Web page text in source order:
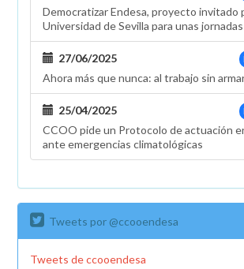
Democratizar Endesa, proyecto invitado
Universidad de Sevilla para unas
27/06/2025
Ahora más que nunca: al trabajo sin
25/04/2025
CCOO pide un Protocolo de actuación
ante emergencias climatológicas
Tweets por @ccooendesa
Tweets de ccooendesa